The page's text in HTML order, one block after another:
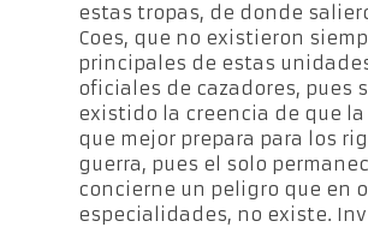
estas tropas, de donde
Coes, que no existieron
principales de estas
oficiales de cazadores, pues
existido la creencia de que
que mejor prepara para los
guerra, pues el solo
concierne un peligro que en
especialidades, no existe.